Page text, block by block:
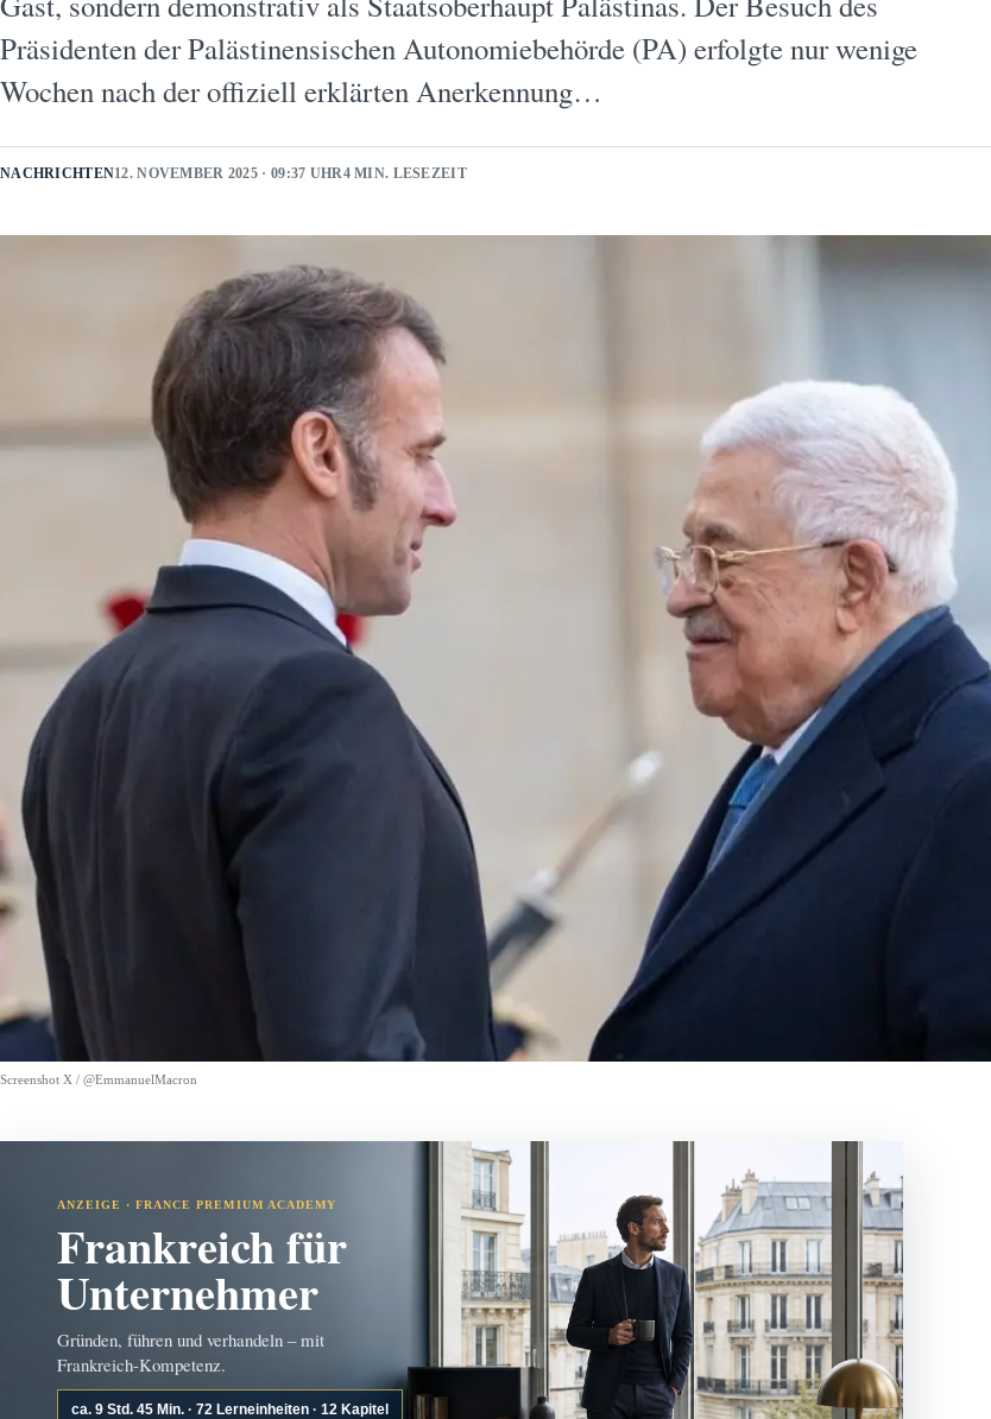
Präsidenten der Palästinensischen Autonomiebehörde (PA) erfolgte nur wenige
Wochen nach der offiziell erklärten Anerkennung…
NACHRICHTEN12. NOVEMBER 2025 · 09:37 UHR4 MIN. LESEZEIT
Screenshot X / @EmmanuelMacron
ANZEIGE · FRANCE PREMIUM ACADEMY
Frankreich für
Unternehmer
Gründen, führen und verhandeln – mit
Frankreich-Kompetenz.
ca. 9 Std. 45 Min. · 72 Lerneinheiten · 12 Kapitel